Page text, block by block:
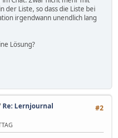
der Liste, so dass die Liste bei
irgendwann unendlich lang
Lösung?
#2
Re: Lernjournal